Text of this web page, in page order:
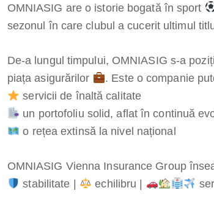
OMNIASIG are o istorie bogată în sport
sezonul în care clubul a cucerit ultimul
De-a lungul timpului, OMNIASIG s-a
piața asigurărilor
. Este o companie
servicii de înaltă calitate
un portofoliu solid, aflat în continuă
o rețea extinsă la nivel național
OMNIASIG Vienna Insurance Group
stabilitate |
echilibru |